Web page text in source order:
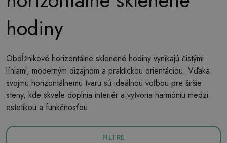
hodiny
Obdĺžnikové horizontálne sklenené hodiny vynikajú čistými
líniami, moderným dizajnom a praktickou orientáciou. Vďaka
svojmu horizontálnemu tvaru sú ideálnou voľbou pre širšie
steny, kde skvele doplnia interiér a vytvoria harmóniu medzi
estetikou a funkčnosťou.
FILTRE